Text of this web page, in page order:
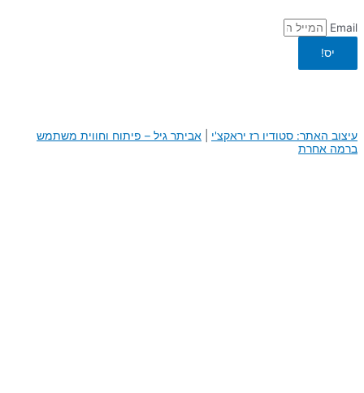
Email
יס!
עיצוב האתר: סטודיו רז יראקצ'י אביתר גיל – פיתוח וחווית משתמש
ברמה אחרת